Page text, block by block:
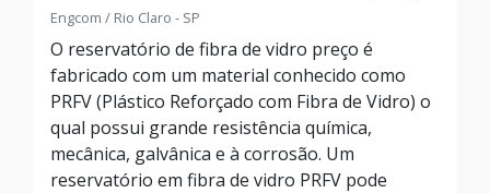
Engcom / Rio Claro - SP
O reservatório de fibra de vidro preço é
fabricado com um material conhecido como
PRFV (Plástico Reforçado com Fibra de Vidro) o
qual possui grande resistência química,
mecânica, galvânica e à corrosão. Um
reservatório em fibra de vidro PRFV pode